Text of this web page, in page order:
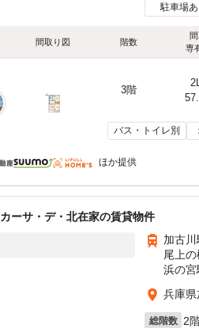
駐車場あ
間取り図 階数
間
専
3階
バス・トイレ別
ほか提供
カーサ・デ・北在家の賃貸物件
加古
尾上
浜の
兵庫
総階数 2